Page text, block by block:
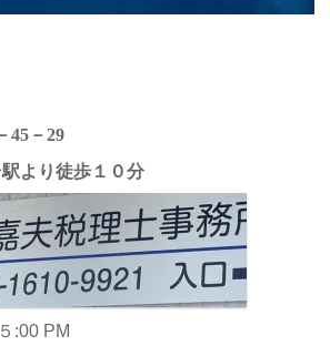
通目の遺言状～
申告
設
てもらうときの特例
１
入
人型）
きすれば得する」年金
」とは
くシニアの厚生年金～
度
入る？
険料は－１
い金」～ 再就職手当・高齢者再就職
45－29
より徒歩１０分
:00 PM